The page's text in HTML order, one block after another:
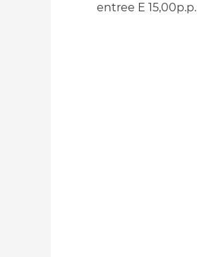
entree E 15,00p.p.